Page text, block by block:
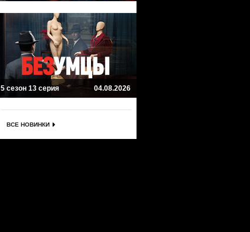
5 сезон 13 серия 04.08.2026
ВСЕ НОВИНКИ